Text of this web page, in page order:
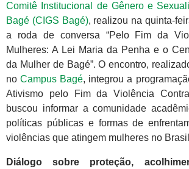
Comitê Institucional de Gênero e
Bagé (CIGS Bagé), realizou na quinta-
a roda de conversa “Pelo Fim da
Mulheres: A Lei Maria da Penha e o
da Mulher de Bagé”. O encontro,
noCampus Bagé, integrou a
Ativismo pelo Fim da Violência
buscou informar a comunidade
políticas públicas e formas de
violências que atingem mulheres no
Diálogo sobre proteção,